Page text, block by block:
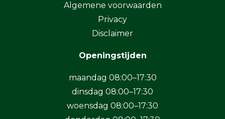
Algemene voorwaarden
Privacy
Disclaimer
Openingstijden
maandag 08:00–17:30
dinsdag 08:00–17:30
woensdag 08:00–17:30